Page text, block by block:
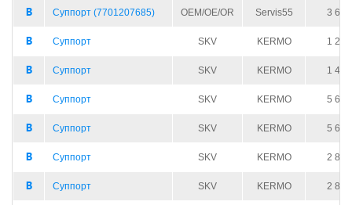
Суппорт (7701207685) OEM/OE/OR Servis55 3 604
Суппорт SKV KERMO 1 250
Суппорт SKV KERMO 1 400
Суппорт SKV KERMO 5 620
Суппорт SKV KERMO 5 620
Суппорт SKV KERMO 2 810
Суппорт SKV KERMO 2 810